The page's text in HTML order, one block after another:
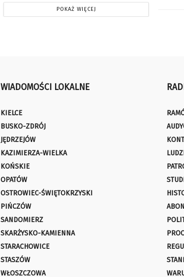
POKAŻ WIĘCEJ
WIADOMOŚCI LOKALNE
KIELCE
BUSKO-ZDRÓJ
JĘDRZEJÓW
KAZIMIERZA-WIELKA
KOŃSKIE
OPATÓW
OSTROWIEC-ŚWIĘTOKRZYSKI
PIŃCZÓW
SANDOMIERZ
SKARŻYSKO-KAMIENNA
STARACHOWICE
STASZÓW
WŁOSZCZOWA